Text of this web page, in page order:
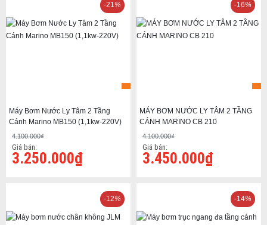
Máy Bơm Nước Ly Tâm 2 Tầng
Cánh Marino MB150 (1,1kw-220V)
4.100.000₫
Giá bán:
3.250.000₫
-21%
MÁY BƠM NƯỚC LY TÂM 2 TẦNG
CÁNH MARINO CB 210
4.100.000₫
Giá bán:
3.450.000₫
-16%
-12% -14%